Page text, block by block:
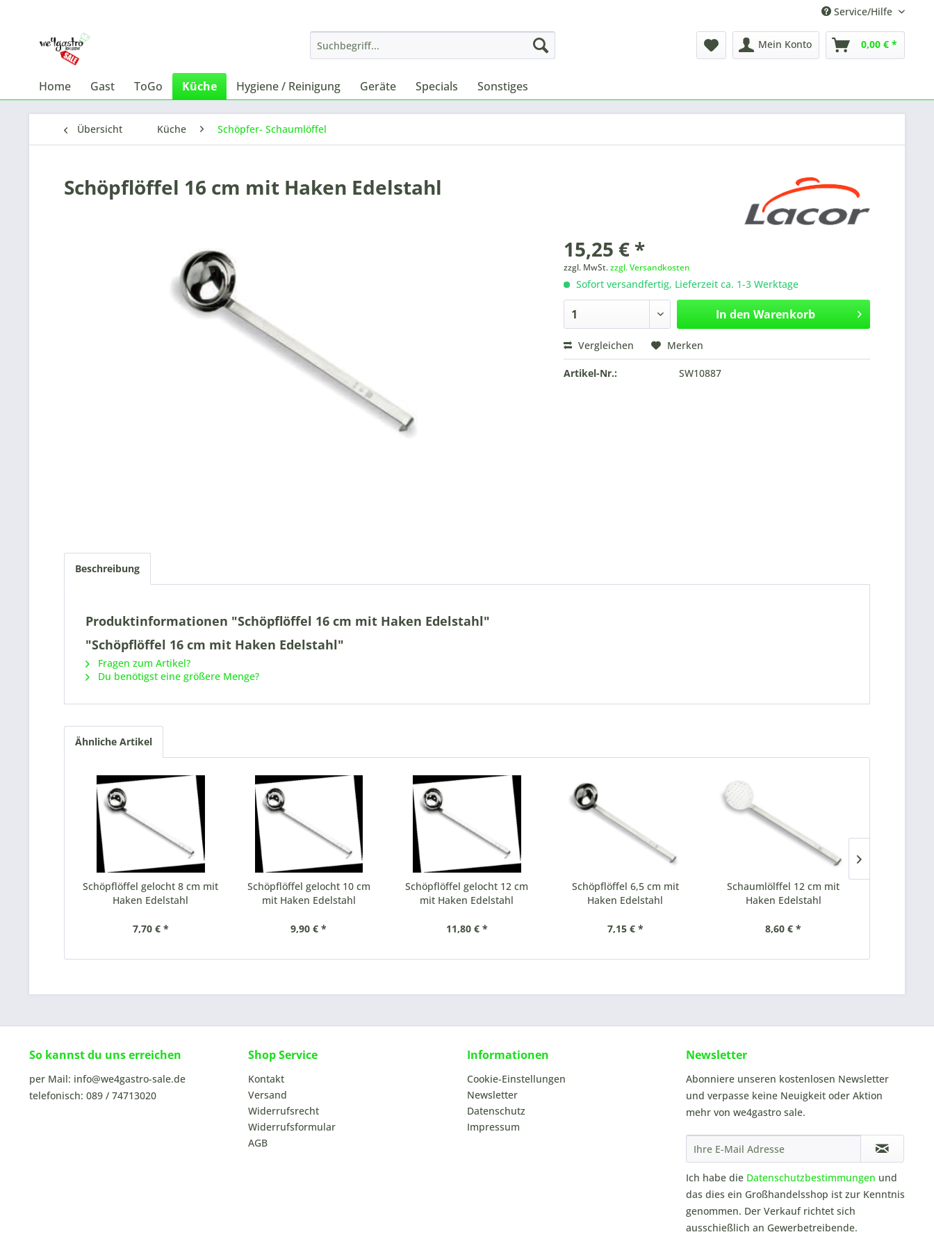
Service/Hilfe
Mein Konto 0,00 € *
Home Gast ToGo Küche Hygiene / Reinigung Geräte Specials Sonstiges
Übersicht Küche Schöpfer- Schaumlöffel
Schöpflöffel 16 cm mit Haken Edelstahl
15,25 € *
zzgl. MwSt.zzgl. Versandkosten
Sofort versandfertig, Lieferzeit ca. 1-3 Werktage
In den Warenkorb
Vergleichen Merken
Artikel-Nr.: SW10887
Beschreibung
Produktinformationen "Schöpflöffel 16 cm mit Haken Edelstahl"
"Schöpflöffel 16 cm mit Haken Edelstahl"
Fragen zum Artikel?
Du benötigst eine größere Menge?
Ähnliche Artikel
Schöpflöffel gelocht 8 cm mit
Haken Edelstahl
7,70 € *
Schöpflöffel gelocht 10 cm
mit Haken Edelstahl
9,90 € *
Schöpflöffel gelocht 12 cm
mit Haken Edelstahl
11,80 € *
Schöpflöffel 6,5 cm mit
Haken Edelstahl
7,15 € *
Schaumlölffel 12 cm mit
Haken Edelstahl
8,60 € *
So kannst du uns erreichen
per Mail: info@we4gastro-sale.de
telefonisch: 089 / 74713020
Shop Service
Kontakt
Versand
Widerrufsrecht
Widerrufsformular
AGB
Informationen
Cookie-Einstellungen
Newsletter
Datenschutz
Impressum
Newsletter
Abonniere unseren kostenlosen Newsletter
und verpasse keine Neuigkeit oder Aktion
mehr von we4gastro sale.
Ich habe die Datenschutzbestimmungen und
das dies ein Großhandelsshop ist zur Kenntnis
genommen. Der Verkauf richtet sich
ausschießlich an Gewerbetreibende.